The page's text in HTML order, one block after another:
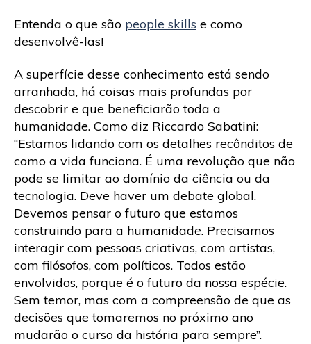
Entenda o que são people skills e como
desenvolvê-las!
A superfície desse conhecimento está sendo
arranhada, há coisas mais profundas por
descobrir e que beneficiarão toda a
humanidade. Como diz Riccardo Sabatini:
“Estamos lidando com os detalhes recônditos de
como a vida funciona. É uma revolução que não
pode se limitar ao domínio da ciência ou da
tecnologia. Deve haver um debate global.
Devemos pensar o futuro que estamos
construindo para a humanidade. Precisamos
interagir com pessoas criativas, com artistas,
com filósofos, com políticos. Todos estão
envolvidos, porque é o futuro da nossa espécie.
Sem temor, mas com a compreensão de que as
decisões que tomaremos no próximo ano
mudarão o curso da história para sempre”.